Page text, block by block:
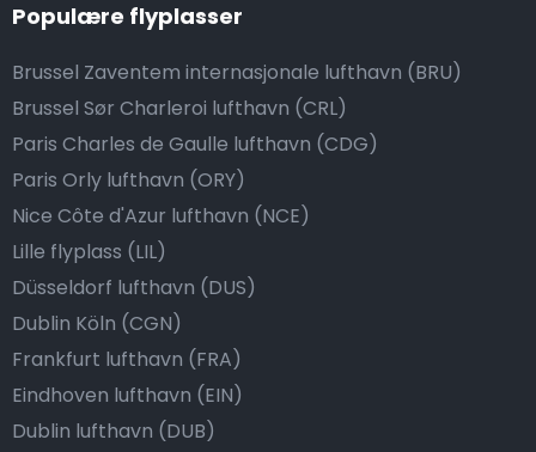
Populære flyplasser
Brussel Zaventem internasjonale lufthavn (BRU)
Brussel Sør Charleroi lufthavn (CRL)
Paris Charles de Gaulle lufthavn (CDG)
Paris Orly lufthavn (ORY)
Nice Côte d'Azur lufthavn (NCE)
Lille flyplass (LIL)
Düsseldorf lufthavn (DUS)
Dublin Köln (CGN)
Frankfurt lufthavn (FRA)
Eindhoven lufthavn (EIN)
Dublin lufthavn (DUB)